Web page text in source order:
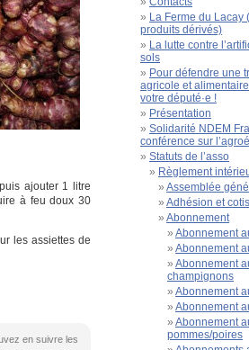
ajouter 1 litre
à feu doux 30
les assiettes de
en suivre les
La Ferme du Lacay
produits dérivés)
La lutte contre
sols
Pour défendre une
agricole et
votre député·e !
Présentation
Solidarité NDEM
conférence sur
Statuts de l’asso
Règlement
Assemblée
Adhésion et
Abonnement
Abonnement
Abonnement
Abonnement
champignons
Abonnement
Abonnement
Abonnement
pommes/poires